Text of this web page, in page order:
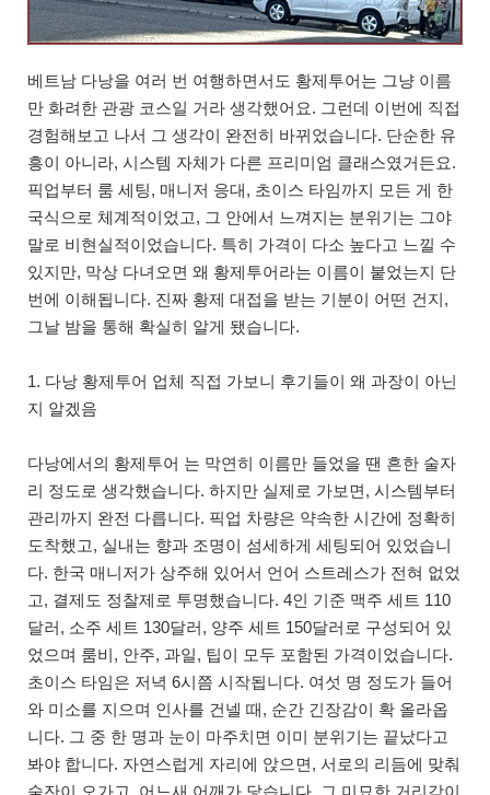
베트남 다낭을 여러 번 여행하면서도 황제투어는 그냥 이름
만 화려한 관광 코스일 거라 생각했어요. 그런데 이번에 직접
경험해보고 나서 그 생각이 완전히 바뀌었습니다. 단순한 유
흥이 아니라, 시스템 자체가 다른 프리미엄 클래스였거든요.
픽업부터 룸 세팅, 매니저 응대, 초이스 타임까지 모든 게 한
국식으로 체계적이었고, 그 안에서 느껴지는 분위기는 그야
말로 비현실적이었습니다. 특히 가격이 다소 높다고 느낄 수
있지만, 막상 다녀오면 왜 황제투어라는 이름이 붙었는지 단
번에 이해됩니다. 진짜 황제 대접을 받는 기분이 어떤 건지,
그날 밤을 통해 확실히 알게 됐습니다.
1. 다낭 황제투어 업체 직접 가보니 후기들이 왜 과장이 아닌
지 알겠음
다낭에서의 황제투어 는 막연히 이름만 들었을 땐 흔한 술자
리 정도로 생각했습니다. 하지만 실제로 가보면, 시스템부터
관리까지 완전 다릅니다. 픽업 차량은 약속한 시간에 정확히
도착했고, 실내는 향과 조명이 섬세하게 세팅되어 있었습니
다. 한국 매니저가 상주해 있어서 언어 스트레스가 전혀 없었
고, 결제도 정찰제로 투명했습니다. 4인 기준 맥주 세트 110
달러, 소주 세트 130달러, 양주 세트 150달러로 구성되어 있
었으며 룸비, 안주, 과일, 팁이 모두 포함된 가격이었습니다.
초이스 타임은 저녁 6시쯤 시작됩니다. 여섯 명 정도가 들어
와 미소를 지으며 인사를 건넬 때, 순간 긴장감이 확 올라옵
니다. 그 중 한 명과 눈이 마주치면 이미 분위기는 끝났다고
봐야 합니다. 자연스럽게 자리에 앉으면, 서로의 리듬에 맞춰